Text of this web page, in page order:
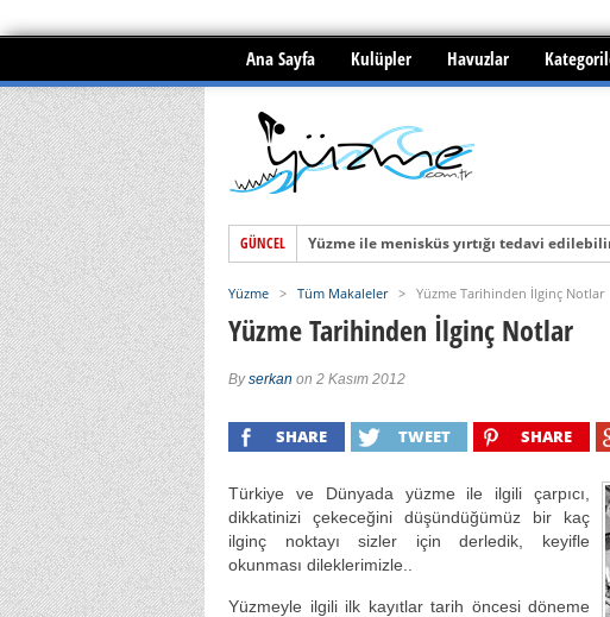
Ana Sayfa Kulüpler Havuzlar
GÜNCEL
Yüzme ile menisküs yırtığı tedavi
SUYA BOMBALAMA ATLAMA
Yüzme > Tüm Makaleler> Yüzme Tarihinden İlginç Notlar
Yüzme Tarihinden İlginç Notlar
Byserkan on 2 Kasım 2012
SHARE TWEET SHARE
Türkiye ve Dünyada yüzme ile ilgili çarpıcı,
dikkatinizi çekeceğini düşündüğümüz bir kaç
ilginç noktayı sizler için derledik, keyifle
okunması dileklerimizle..
Yüzmeyle ilgili ilk kayıtlar tarih öncesi döneme